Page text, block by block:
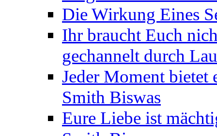
Die Wirkung Eines
Ihr braucht Euch
gechannelt durch
Jeder Moment bietet
Smith Biswas
Eure Liebe ist